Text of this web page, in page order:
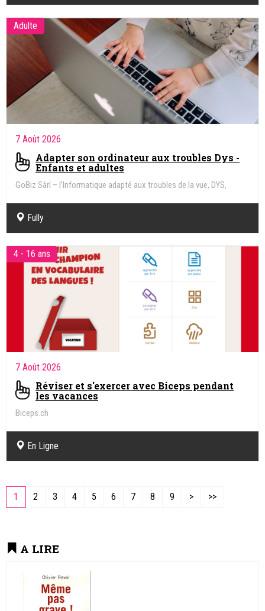
Adulte
7 Août 2026
Adapter son ordinateur aux troubles Dys -
Enfants et adultes
GoBiz Sàrl – l’Informatique adapté aux troubles de la vue, DYS,
Fully
4 - 16 ans
7 Août 2026
Réviser et s'exercer avec Biceps pendant
les vacances
Biceps.ch
En Ligne
1 2 3 4 5 6 7 8 9 > >>
A LIRE